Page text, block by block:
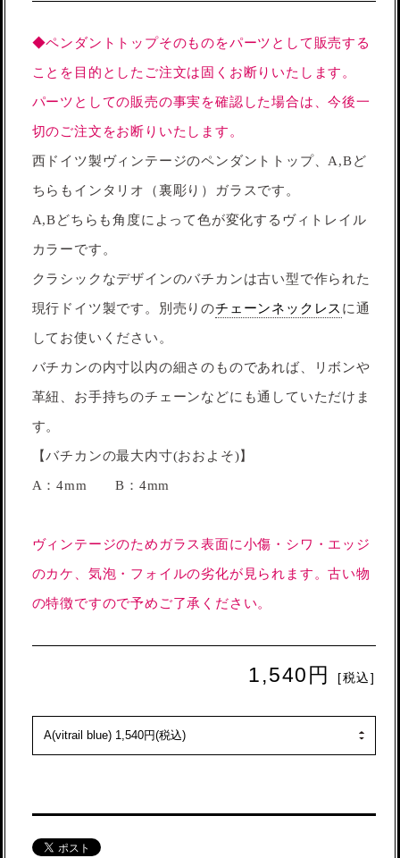
◆ペンダントトップそのものをパーツとして販売する
ことを目的としたご注文は固くお断りいたします。
パーツとしての販売の事実を確認した場合は、今後一
切のご注文をお断りいたします。
西ドイツ製ヴィンテージのペンダントトップ、A,Bど
ちらもインタリオ（裏彫り）ガラスです。
A,Bどちらも角度によって色が変化するヴィトレイル
カラーです。
クラシックなデザインのバチカンは古い型で作られた
現行ドイツ製です。別売りのチェーンネックレス に通
してお使いください。
バチカンの内寸以内の細さのものであれば、リボンや
革紐、お手持ちのチェーンなどにも通していただけま
す。
【バチカンの最大内寸(おおよそ)】
A：4mm B：4mm
ヴィンテージのためガラス表面に小傷・シワ・エッジ
のカケ、気泡・フォイルの劣化が見られます。古い物
の特徴ですので予めご了承ください。
1,540円 [税込]